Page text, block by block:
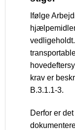
Ifølge
krav er
B.3.1.1-3.
Derfor er